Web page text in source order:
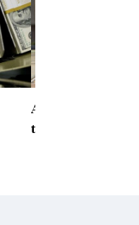
ABD'de konut
toparlandı